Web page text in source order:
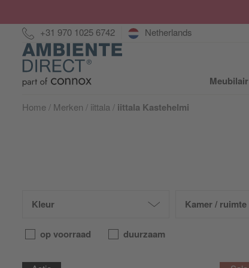
Hotline:
+31 970 1025 6742 Netherlands
Home
Meubilair
Home Merken iittala iittala Kastehelmi
Kleur Kamer / ruimte
op voorraad duurzaam